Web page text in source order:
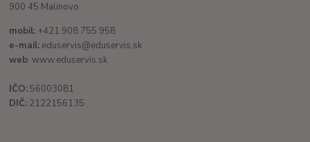
900 45 Malinovo
mobil: +421 908 755 958
e-mail: eduservis@eduservis.sk
web: www.eduservis.sk
IČO: 56003081
DIČ: 2122156135